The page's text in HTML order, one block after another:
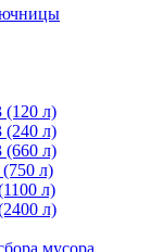
(120 л)
(240 л)
(660 л)
л)
л)
л)
мусора